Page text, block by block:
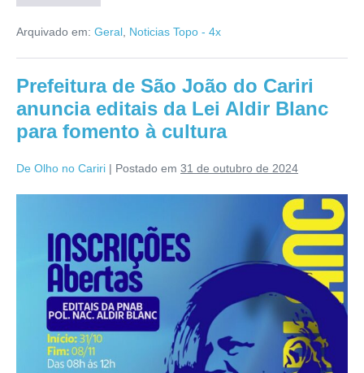
Arquivado em: Geral Noticias Topo - 4x
Prefeitura de São João do Cariri
anuncia editais da Lei Aldir Blanc
para fomento à cultura
De Olho no Cariri | Postado em 31 de outubro de 2024